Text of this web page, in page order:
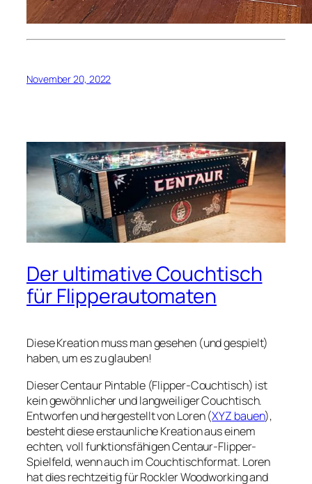
November 20, 2022
Der ultimative Couchtisch
für Flipperautomaten
Diese Kreation muss man gesehen (und gespielt)
haben, um es zu glauben!
Dieser Centaur Pintable (Flipper-Couchtisch) ist
kein gewöhnlicher und langweiliger Couchtisch.
Entworfen und hergestellt von Loren (XYZ bauen),
besteht diese erstaunliche Kreation aus einem
echten, voll funktionsfähigen Centaur-Flipper-
Spielfeld, wenn auch im Couchtischformat. Loren
hat dies rechtzeitig für Rockler Woodworking and